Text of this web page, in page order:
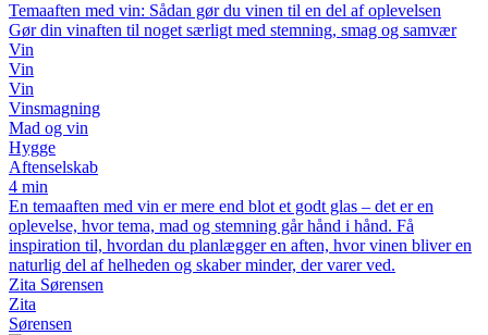
Temaaften med vin: Sådan gør du vinen til en del af oplevelsen
Gør din vinaften til noget særligt med stemning, smag og samvær
Vin
Vin
Vin
Vinsmagning
Mad og vin
Hygge
Aftenselskab
4 min
En temaaften med vin er mere end blot et godt glas – det er en
oplevelse, hvor tema, mad og stemning går hånd i hånd. Få
inspiration til, hvordan du planlægger en aften, hvor vinen bliver en
naturlig del af helheden og skaber minder, der varer ved.
Zita Sørensen
Zita
Sørensen